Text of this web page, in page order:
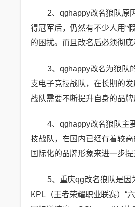
2、qghappy改名狼队原
得冠军后，仍然有不少人用“
的困扰。而且改名后必须彻
3、qghappy改名为狼队
支电子竞技战队，在长期的
战队需要不断提升自身的品
4、qghappy改名狼队主
技战队，在国内已经有着较
国际化的品牌形象来进一步提
5、重庆qg改名狼队是因
KPL（王者荣耀职业联赛）“